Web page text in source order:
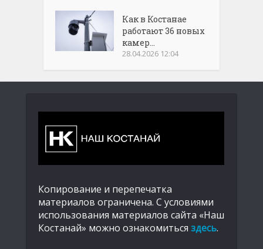
Как в Костанае
работают 36 новых
камер...
28.04.2026 12:04
Копирование и перепечатка
материалов ограничена. С условиями
использования материалов сайта «Наш
Костанай» можно ознакомиться здесь.